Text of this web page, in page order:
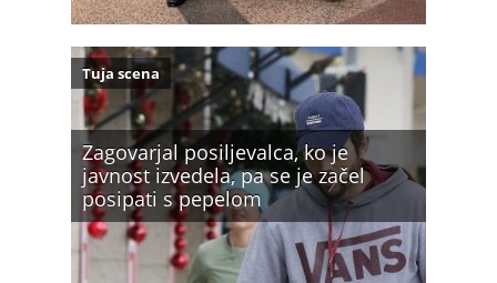
Zagovarjal posiljevalca, ko je
javnost izvedela, pa se je začel
posipati s pepelom
Tuja scena